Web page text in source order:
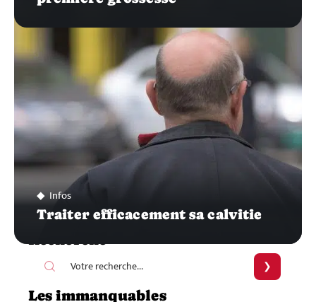
Infos
Traiter efficacement sa calvitie
Recherche
Les immanquables